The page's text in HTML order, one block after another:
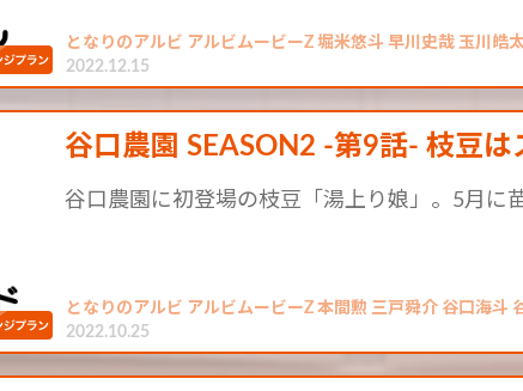
となりのアルビ アルビムービーZ 堀米悠斗 早川史哉 玉川
2022.12.15
谷口農園 SEASON2 -第9話- 枝豆は
谷口農園に初登場の枝豆「湯上り娘」。5月に
となりのアルビ アルビムービーZ 本間勲 三戸舜介 谷口海斗
2022.10.25